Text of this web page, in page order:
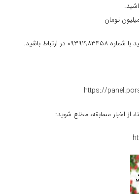
ارتباط باشید.
https://
از اخبار مسابقه، مطلع شوید: